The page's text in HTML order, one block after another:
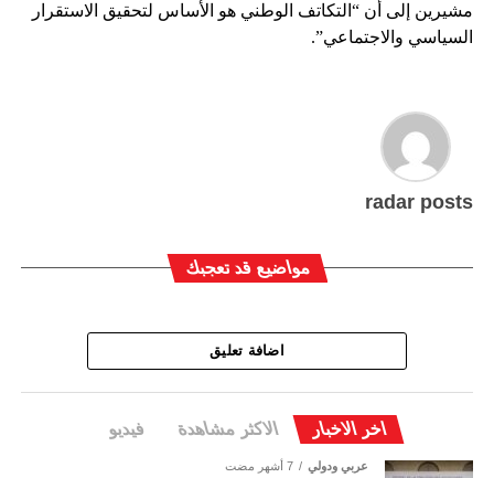
مشيرين إلى أن “التكاتف الوطني هو الأساس لتحقيق الاستقرار
السياسي والاجتماعي”.
radar posts
مواضيع قد تعجبك
اضافة تعليق
اخر الاخبار الاكثر مشاهدة فيديو
عربي ودولي 7 أشهر مضت